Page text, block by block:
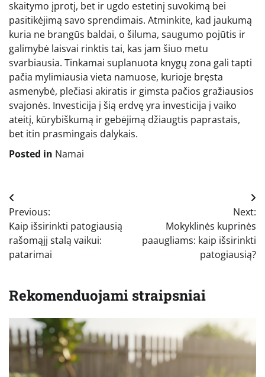
skaitymo įprotį, bet ir ugdo estetinį suvokimą bei
pasitikėjimą savo sprendimais. Atminkite, kad jaukumą
kuria ne brangūs baldai, o šiluma, saugumo pojūtis ir
galimybė laisvai rinktis tai, kas jam šiuo metu
svarbiausia. Tinkamai suplanuota knygų zona gali tapti
pačia mylimiausia vieta namuose, kurioje bręsta
asmenybė, plečiasi akiratis ir gimsta pačios gražiausios
svajonės. Investicija į šią erdvę yra investicija į vaiko
ateitį, kūrybiškumą ir gebėjimą džiaugtis paprastais,
bet itin prasmingais dalykais.
Posted in Namai
Navigacija
tarp
įrašų
Previous:
Kaip išsirinkti patogiausią
rašomąjį stalą vaikui:
patarimai
Next:
Mokyklinės kuprinės
paaugliams: kaip išsirinkti
patogiausią?
Rekomenduojami straipsniai